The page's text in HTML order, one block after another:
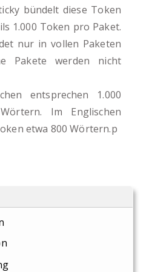
bündelt diese Token
1.000 Token pro Paket.
nur in vollen Paketen
Pakete werden nicht
entsprechen 1.000
Im Englischen
etwa 800 Wörtern.p